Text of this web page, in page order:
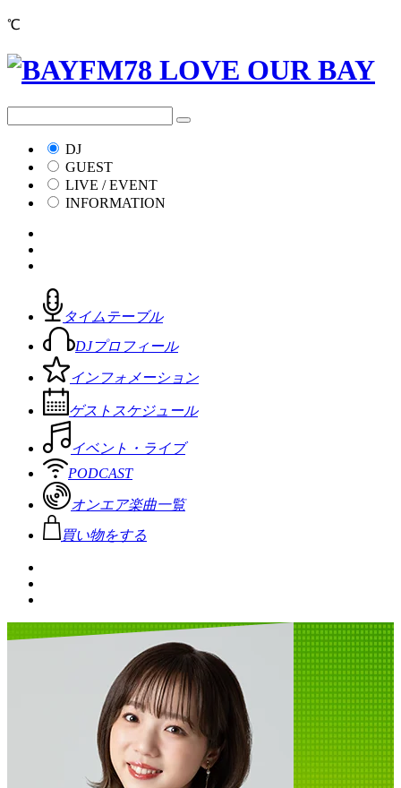
℃
DJ
GUEST
LIVE / EVENT
INFORMATION
タイムテーブル
DJプロフィール
インフォメーション
ゲストスケジュール
イベント・ライブ
PODCAST
オンエア楽曲一覧
買い物をする